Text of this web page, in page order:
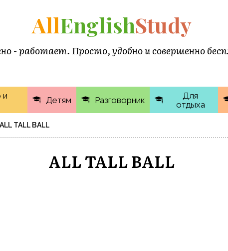
AllEnglishStudy
- работает. Просто, удобно и совершенно
и Детям Разговорник
Для
отдыха
ALL TALL BALL
ALL TALL BALL